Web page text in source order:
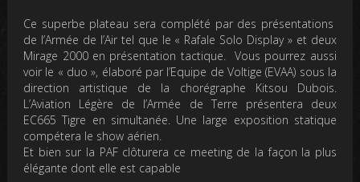
Ce superbe plateau sera complété par des présentations
de l’Armée de l’Air tel que le « Rafale Solo Display » et deux
Mirage 2000 en présentation tactique. Vous pourrez aussi
voir le « duo », élaboré par l’Equipe de Voltige (EVAA) sous la
direction artistique de la chorégraphe Kitsou Dubois.
L’Aviation Légère de l’Armée de Terre présentera deux
EC665 Tigre en simultanée. Une large exposition statique
compétera le show aérien.
Et bien sur la PAF clôturera ce meeting de la façon la plus
élégante dont elle est capable